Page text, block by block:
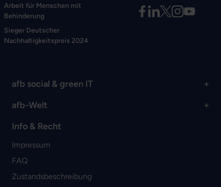
Arbeit für Menschen mit
Behinderung
Sieger Deutscher
Nachhaltigkeitspreis 2024
afb social & green IT
afb-Welt
Info & Recht
Impressum
FAQ
Zustandsbeschreibung